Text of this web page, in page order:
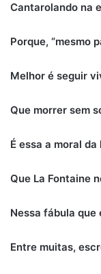
Cantarolando na
Porque, “mesmo
Melhor é seguir
Que morrer sem
É essa a moral
Que La Fontaine
Nessa fábula que
Entre muitas,